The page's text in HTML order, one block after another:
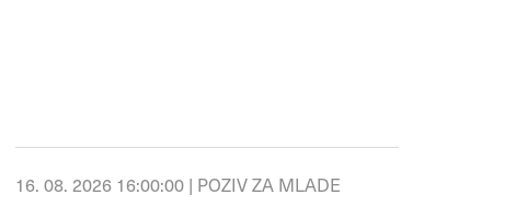
16. 08. 2026 16:00:00 | POZIV ZA MLADE